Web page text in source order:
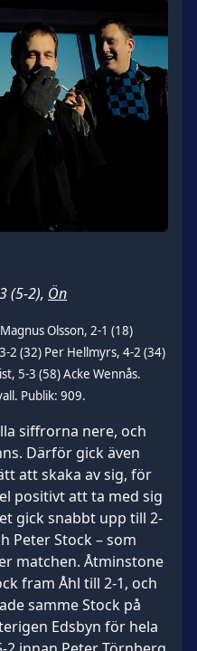
(5-2), Ön
Olsson, 2-1 (18)
2 (32) Per Hellmyrs, 4-2 (34)
5-3 (58) Acke Wennås.
Publik: 909.
siffrorna nere, och
Därför gick även
att skaka av sig, för
positivt att ta med sig
gick snabbt upp till 2-
Peter Stock – som
matchen. Åtminstone
fram Åhl till 2-1, och
samme Stock på
Edsbyn för hela